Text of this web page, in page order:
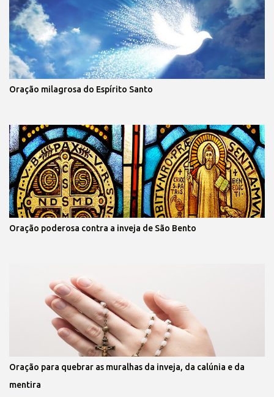
Oração milagrosa do Espírito Santo
Oração poderosa contra a inveja de São Bento
Oração para quebrar as muralhas da inveja, da calúnia e da
mentira